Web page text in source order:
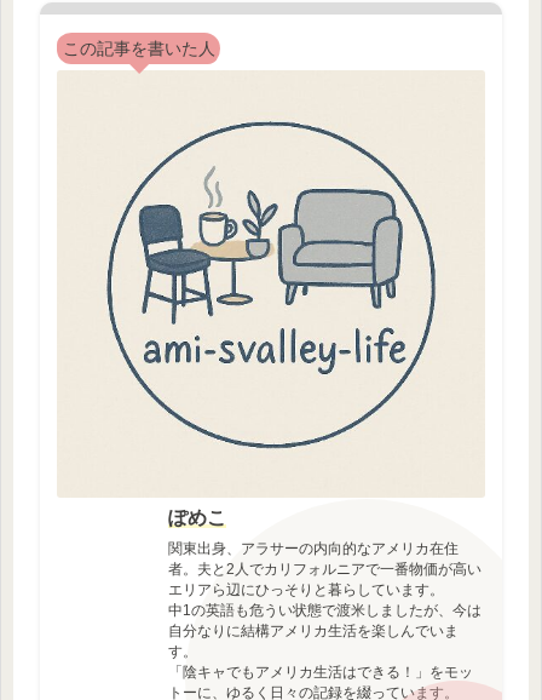
この記事を書いた人
ぽめこ
関東出身、アラサーの内向的なアメリカ在住
者。夫と2人でカリフォルニアで一番物価が高い
エリアら辺にひっそりと暮らしています。
中1の英語も危うい状態で渡米しましたが、今は
自分なりに結構アメリカ生活を楽しんでいま
す。
「陰キャでもアメリカ生活はできる！」をモッ
トーに、ゆるく日々の記録を綴っています。